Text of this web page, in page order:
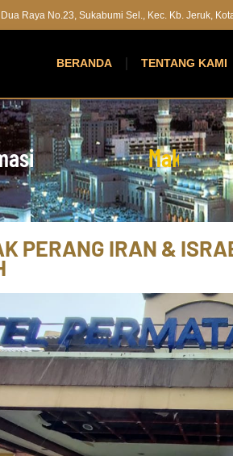
Raya No.23, Sukabumi Sel., Kec. Kb. Jeruk,
BERANDA TENTANG KAMI
MakkahM
PERANG IRAN &